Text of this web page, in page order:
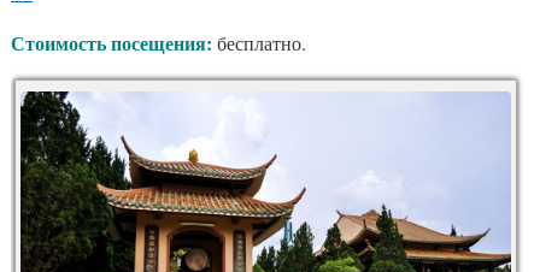
Стоимость посещения: бесплатно.